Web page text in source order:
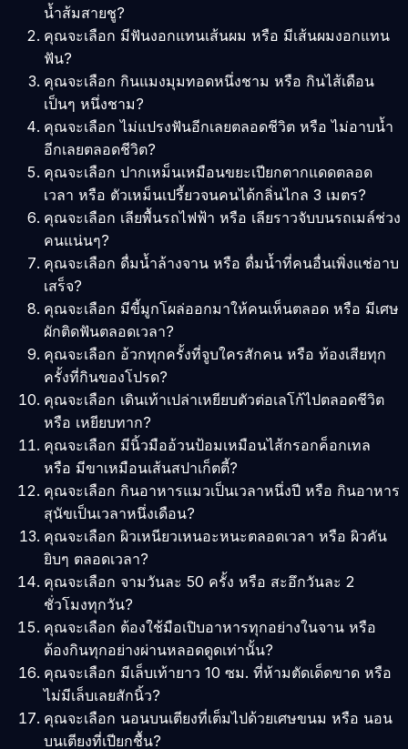
น้ำส้มสายชู?
คุณจะเลือก มีฟันงอกแทนเส้นผม หรือ มีเส้นผมงอกแทน
ฟัน?
คุณจะเลือก กินแมงมุมทอดหนึ่งชาม หรือ กินไส้เดือน
เป็นๆ หนึ่งชาม?
คุณจะเลือก ไม่แปรงฟันอีกเลยตลอดชีวิต หรือ ไม่อาบน้ำ
อีกเลยตลอดชีวิต?
คุณจะเลือก ปากเหม็นเหมือนขยะเปียกตากแดดตลอด
เวลา หรือ ตัวเหม็นเปรี้ยวจนคนได้กลิ่นไกล 3 เมตร?
คุณจะเลือก เลียพื้นรถไฟฟ้า หรือ เลียราวจับบนรถเมล์ช่วง
คนแน่นๆ?
คุณจะเลือก ดื่มน้ำล้างจาน หรือ ดื่มน้ำที่คนอื่นเพิ่งแช่อาบ
เสร็จ?
คุณจะเลือก มีขี้มูกโผล่ออกมาให้คนเห็นตลอด หรือ มีเศษ
ผักติดฟันตลอดเวลา?
คุณจะเลือก อ้วกทุกครั้งที่จูบใครสักคน หรือ ท้องเสียทุก
ครั้งที่กินของโปรด?
คุณจะเลือก เดินเท้าเปล่าเหยียบตัวต่อเลโก้ไปตลอดชีวิต
หรือ เหยียบทาก?
คุณจะเลือก มีนิ้วมืออ้วนป้อมเหมือนไส้กรอกค็อกเทล
หรือ มีขาเหมือนเส้นสปาเก็ตตี้?
คุณจะเลือก กินอาหารแมวเป็นเวลาหนึ่งปี หรือ กินอาหาร
สุนัขเป็นเวลาหนึ่งเดือน?
คุณจะเลือก ผิวเหนียวเหนอะหนะตลอดเวลา หรือ ผิวคัน
ยิบๆ ตลอดเวลา?
คุณจะเลือก จามวันละ 50 ครั้ง หรือ สะอึกวันละ 2
ชั่วโมงทุกวัน?
คุณจะเลือก ต้องใช้มือเปิบอาหารทุกอย่างในจาน หรือ
ต้องกินทุกอย่างผ่านหลอดดูดเท่านั้น?
คุณจะเลือก มีเล็บเท้ายาว 10 ซม. ที่ห้ามตัดเด็ดขาด หรือ
ไม่มีเล็บเลยสักนิ้ว?
คุณจะเลือก นอนบนเตียงที่เต็มไปด้วยเศษขนม หรือ นอน
บนเตียงที่เปียกชื้น?